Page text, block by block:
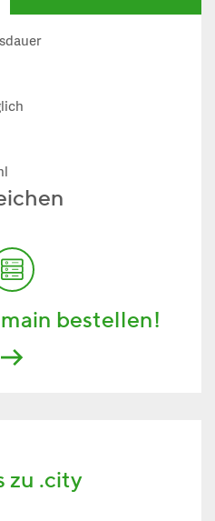
bestellen!
zu .city